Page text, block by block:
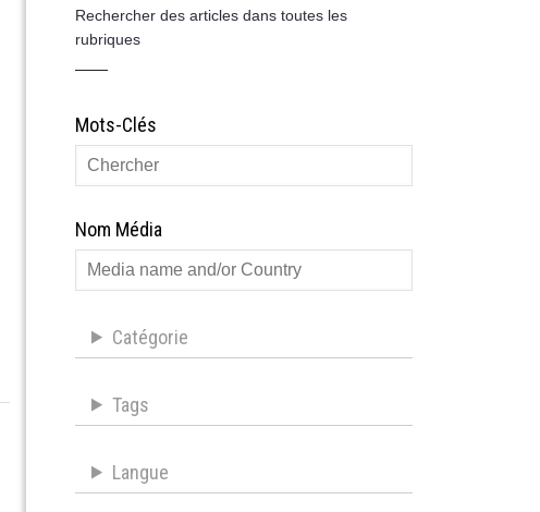
Rechercher des articles dans toutes les
rubriques
Mots-Clés
Nom Média
Catégorie
Tags
Langue